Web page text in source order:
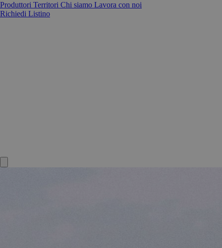
Produttori Territori Chi siamo Lavora con noi
Richiedi Listino